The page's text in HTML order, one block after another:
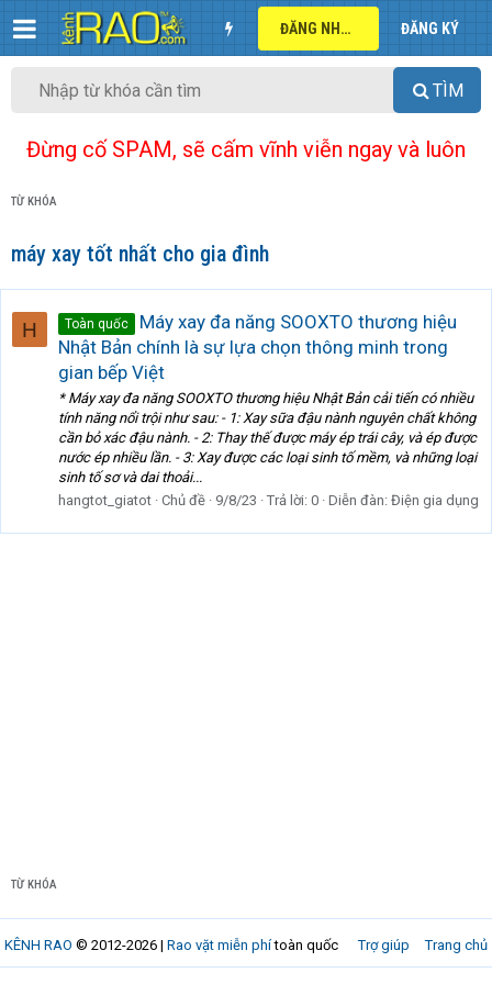
ĐĂNG NHẬP ĐĂNG KÝ
TÌM
Đừng cố SPAM, sẽ cấm vĩnh viễn ngay và luôn
TỪ KHÓA
máy xay tốt nhất cho gia đình
H Toàn quốc
Máy xay đa năng SOOXTO thương hiệu
Nhật Bản chính là sự lựa chọn thông minh trong
gian bếp Việt
* Máy xay đa năng SOOXTO thương hiệu Nhật Bản cải tiến có nhiều
tính năng nổi trội như sau: - 1: Xay sữa đậu nành nguyên chất không
cần bỏ xác đậu nành. - 2: Thay thế được máy ép trái cây, và ép được
nước ép nhiều lần. - 3: Xay được các loại sinh tố mềm, và những loại
sinh tố sơ và dai thoải...
hangtot_giatot Chủ đề 9/8/23 Trả lời: 0 Diễn đàn: Điện gia dụng
TỪ KHÓA
Trợ giúp Trang chủ
KÊNH RAO © 2012-2026 | Rao vặt miễn phítoàn quốc